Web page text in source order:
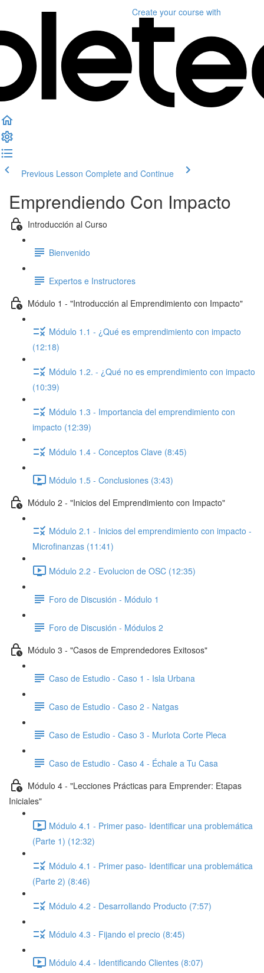
Create your course with
Previous Lesson Complete and Continue
Emprendiendo Con Impacto
Introducción al Curso
Bienvenido
Expertos e Instructores
Módulo 1 - "Introducción al Emprendimiento con Impacto"
Módulo 1.1 - ¿Qué es emprendimiento con impacto
(12:18)
Módulo 1.2. - ¿Qué no es emprendimiento con impacto
(10:39)
Módulo 1.3 - Importancia del emprendimiento con
impacto (12:39)
Módulo 1.4 - Conceptos Clave (8:45)
Módulo 1.5 - Conclusiones (3:43)
Módulo 2 - "Inicios del Emprendimiento con Impacto"
Módulo 2.1 - Inicios del emprendimiento con impacto -
Microfinanzas (11:41)
Módulo 2.2 - Evolucion de OSC (12:35)
Foro de Discusión - Módulo 1
Foro de Discusión - Módulos 2
Módulo 3 - "Casos de Emprendedores Exitosos"
Caso de Estudio - Caso 1 - Isla Urbana
Caso de Estudio - Caso 2 - Natgas
Caso de Estudio - Caso 3 - Murlota Corte Pleca
Caso de Estudio - Caso 4 - Échale a Tu Casa
Módulo 4 - "Lecciones Prácticas para Emprender: Etapas
Iniciales"
Módulo 4.1 - Primer paso- Identificar una problemática
(Parte 1) (12:32)
Módulo 4.1 - Primer paso- Identificar una problemática
(Parte 2) (8:46)
Módulo 4.2 - Desarrollando Producto (7:57)
Módulo 4.3 - Fijando el precio (8:45)
Módulo 4.4 - Identificando Clientes (8:07)